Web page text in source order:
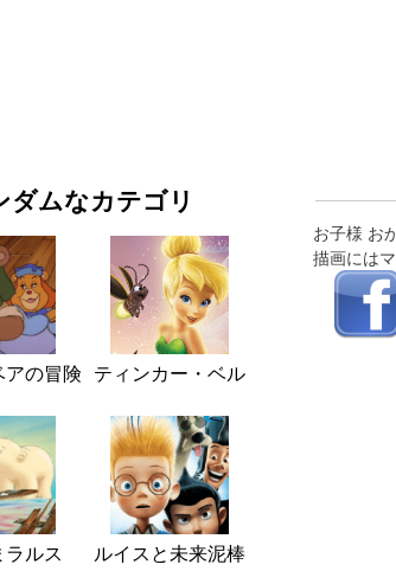
ダムなカテゴリ
アの冒険 ティンカー・ベル
ラルス ルイスと未来泥棒
お子様 お
描画には